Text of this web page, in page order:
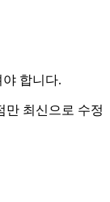
합니다.
만 최신으로 수정